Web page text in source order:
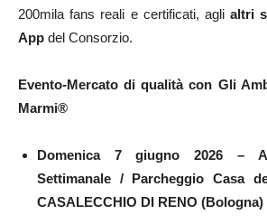
200mila fans reali e certificati, aglialtri
App del Consorzio.
Evento-Mercato di qualità con Gli
Marmi®
Domenica 7 giugno 2026 –
Settimanale / Parcheggio Casa
CASALECCHIO DI RENO (Bologna)